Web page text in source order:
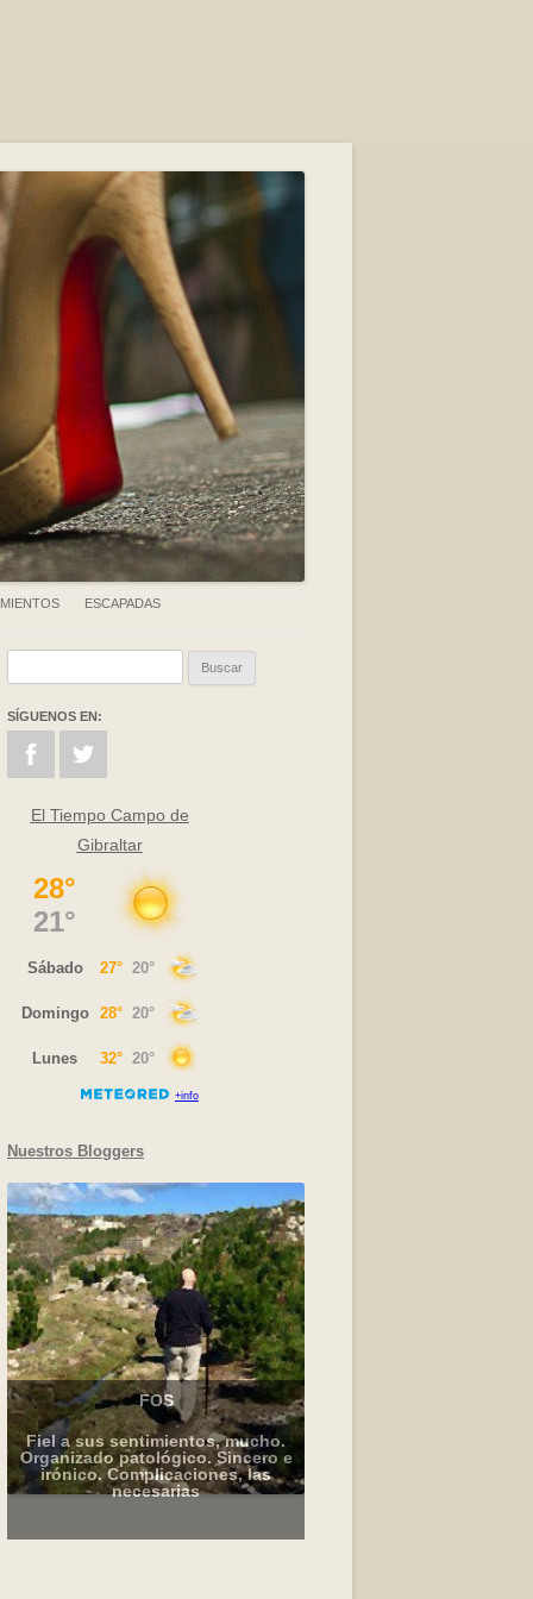
ESCAPADAS
SÍGUENOS EN:
El Tiempo Campo de
Gibraltar
Nuestros Bloggers
FOS
Fiel a sus sentimientos, mucho.
Organizado patológico. Sincero e
irónico. Complicaciones, las
necesarias